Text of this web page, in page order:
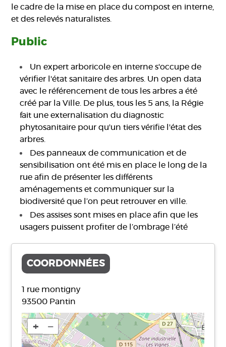
le cadre de la mise en place du compost en interne,
et des relevés naturalistes.
Public
Un expert arboricole en interne s'occupe de
vérifier l'état sanitaire des arbres. Un open data
avec le référencement de tous les arbres a été
créé par la Ville. De plus, tous les 5 ans, la Régie
fait une externalisation du diagnostic
phytosanitaire pour qu'un tiers vérifie l'état des
arbres.
Des panneaux de communication et de
sensibilisation ont été mis en place le long de la
rue afin de présenter les différents
aménagements et communiquer sur la
biodiversité que l’on peut retrouver en ville.
Des assises sont mises en place afin que les
usagers puissent profiter de l’ombrage l’été
COORDONNÉES
1 rue montigny
93500 Pantin
+ −